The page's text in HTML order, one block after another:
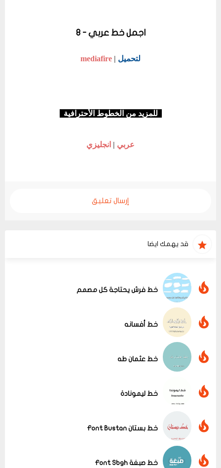
اجمل خط عربي - 8
لتحميل |
mediafire
للمزيد من الخطوط الأحترافية
عربي | انجليزي
إرسال تعليق
قد يهمك ايضا
عرض الكل
خط فرش يحتاجة كل مصمم
خط أفسانه
خط عثمان طه
خط ليمونادة
خط بستان Font Bustan
خط صبغة Font Sbgh